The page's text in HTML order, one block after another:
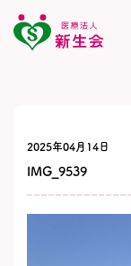
2025年04月14日
IMG_9539